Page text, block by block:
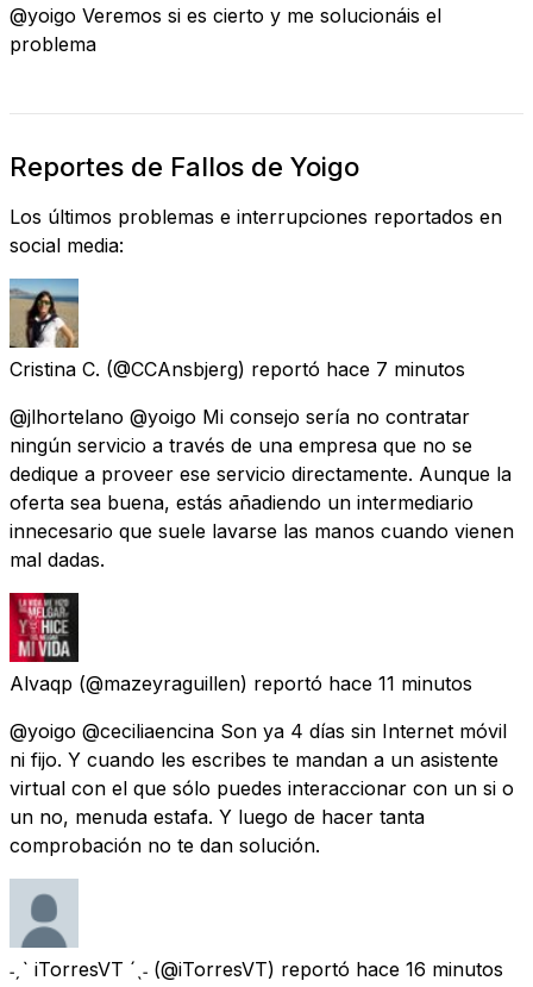
@yoigo Veremos si es cierto y me solucionáis el
problema
Reportes de Fallos de Yoigo
Los últimos problemas e interrupciones reportados en
social media:
Cristina C. (@CCAnsbjerg) reportó hace 7 minutos
@jlhortelano @yoigo Mi consejo sería no contratar
ningún servicio a través de una empresa que no se
dedique a proveer ese servicio directamente. Aunque la
oferta sea buena, estás añadiendo un intermediario
innecesario que suele lavarse las manos cuando vienen
mal dadas.
Alvaqp (@mazeyraguillen) reportó hace 11 minutos
@yoigo @ceciliaencina Son ya 4 días sin Internet móvil
ni fijo. Y cuando les escribes te mandan a un asistente
virtual con el que sólo puedes interaccionar con un si o
un no, menuda estafa. Y luego de hacer tanta
comprobación no te dan solución.
˗ˏˋ iTorresVT ´ˎ˗ (@iTorresVT) reportó hace 16 minutos